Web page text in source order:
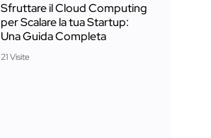
Sfruttare il Cloud Computing
per Scalare la tua Startup:
Una Guida Completa
21 Visite